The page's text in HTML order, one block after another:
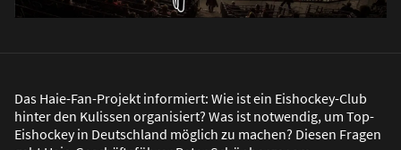
Das Haie-Fan-Projekt informiert: Wie ist ein Eishockey-Club
hinter den Kulissen organisiert? Was ist notwendig, um Top-
Eishockey in Deutschland möglich zu machen? Diesen Fragen